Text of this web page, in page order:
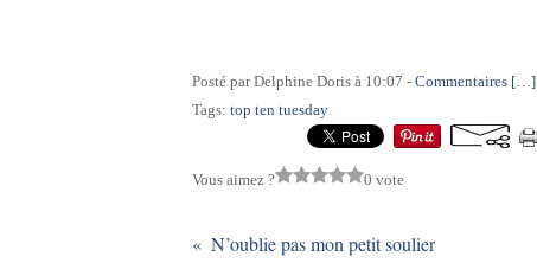
Posté par Delphine Doris à 10:07 - Commentaires […]
Tags: top ten tuesday
Vous aimez ? 0 vote
N’oublie pas mon petit soulier